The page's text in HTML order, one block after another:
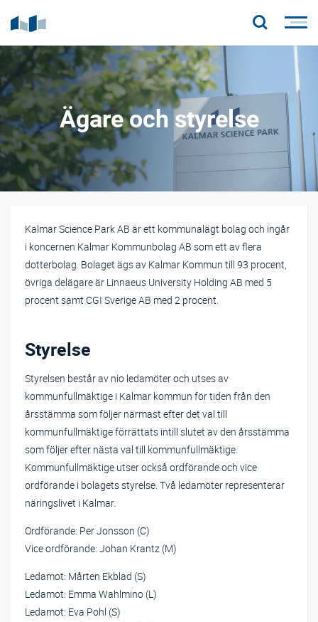
Ägare och styrelse
Kalmar Science Park AB är ett kommunalägt bolag och ingår
i koncernen Kalmar Kommunbolag AB som ett av flera
dotterbolag. Bolaget ägs av Kalmar Kommun till 93 procent,
övriga delägare är Linnaeus University Holding AB med 5
procent samt CGI Sverige AB med 2 procent.
Styrelse
Styrelsen består av nio ledamöter och utses av
kommunfullmäktige i Kalmar kommun för tiden från den
årsstämma som följer närmast efter det val till
kommunfullmäktige förrättats intill slutet av den årsstämma
som följer efter nästa val till kommunfullmäktige.
Kommunfullmäktige utser också ordförande och vice
ordförande i bolagets styrelse. Två ledamöter representerar
näringslivet i Kalmar.
Ordförande: Per Jonsson (C)
Vice ordförande: Johan Krantz (M)
Ledamot: Mårten Ekblad (S)
Ledamot: Emma Wahlmino (L)
Ledamot: Eva Pohl (S)